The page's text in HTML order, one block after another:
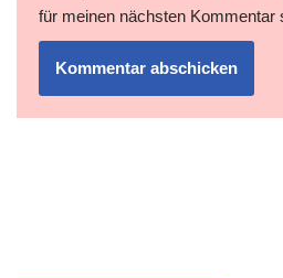
für meinen nächsten Kommentar